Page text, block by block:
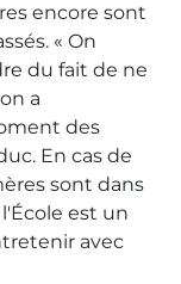
encore sont
« On
du fait de ne
a
des
En cas de
sont dans
est un
avec